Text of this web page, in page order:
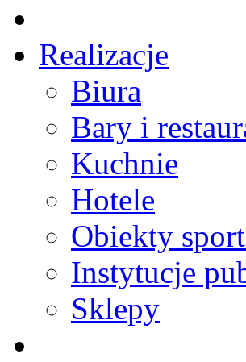
Realizacje
Biura
Bary i
Kuchnie
Hotele
Obiekty
Instytucje
Sklepy